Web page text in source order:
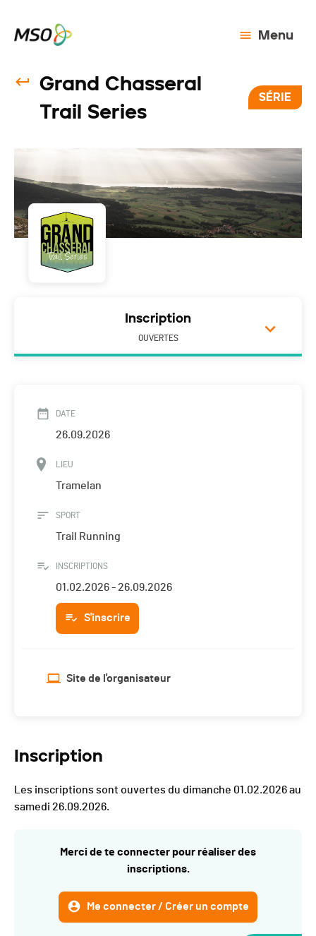
Menu
Grand Chasseral
Trail Series
SÉRIE
Inscription
OUVERTES
DATE
26.09.2026
LIEU
Tramelan
SPORT
Trail Running
INSCRIPTIONS
01.02.2026 - 26.09.2026
S'inscrire
Site de l'organisateur
Inscription
Les inscriptions sont ouvertes du dimanche 01.02.2026 au
samedi 26.09.2026.
Merci de te connecter pour réaliser des
inscriptions.
Me connecter / Créer un compte